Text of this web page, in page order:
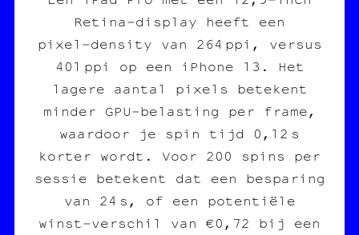
Retina‑display heeft een
pixel‑density van 264 ppi, versus
401 ppi op een iPhone 13. Het
lagere aantal pixels betekent
minder GPU‑belasting per frame,
waardoor je spin tijd 0,12 s
korter wordt. Voor 200 spins per
sessie betekent dat een besparing
van 24 s, of een potentiële
winst‑verschil van €0,72 bij een